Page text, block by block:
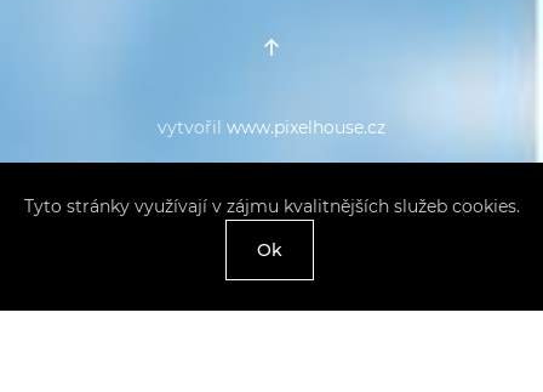
vytvořil www.pixelhouse.cz
Tyto stránky využívají v zájmu kvalitnějších služeb cookies.
Ok